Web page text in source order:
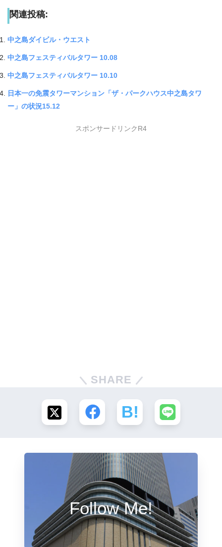
関連投稿:
中之島ダイビル・ウエスト
中之島フェスティバルタワー 10.08
中之島フェスティバルタワー 10.10
日本一の免震タワーマンション「ザ・パークハウス中之島タワ
ー」の状況15.12
スポンサードリンクR4
SHARE
Follow Me!